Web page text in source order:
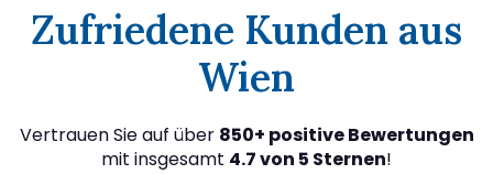
Zufriedene Kunden aus
Wien
Vertrauen Sie auf über 850+ positive Bewertungen
mit insgesamt 4.7 von 5 Sternen!